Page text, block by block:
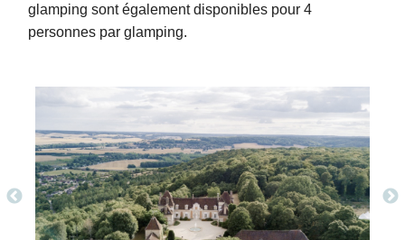
glamping sont également disponibles pour 4
personnes par glamping.